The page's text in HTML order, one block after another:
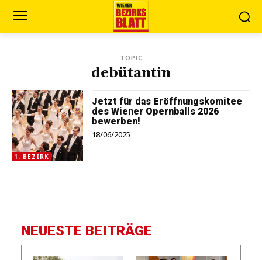
TOPIC
debütantin
1. BEZIRK
Jetzt für das Eröffnungskomitee
des Wiener Opernballs 2026
bewerben!
18/06/2025
NEUESTE BEITRÄGE